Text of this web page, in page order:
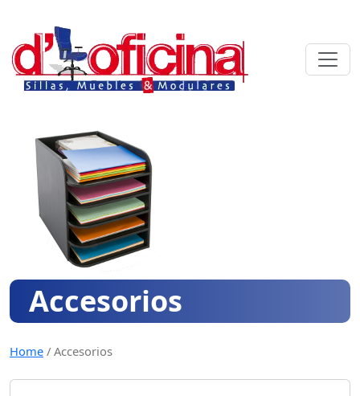
content
Accesorios
Home / Accesorios